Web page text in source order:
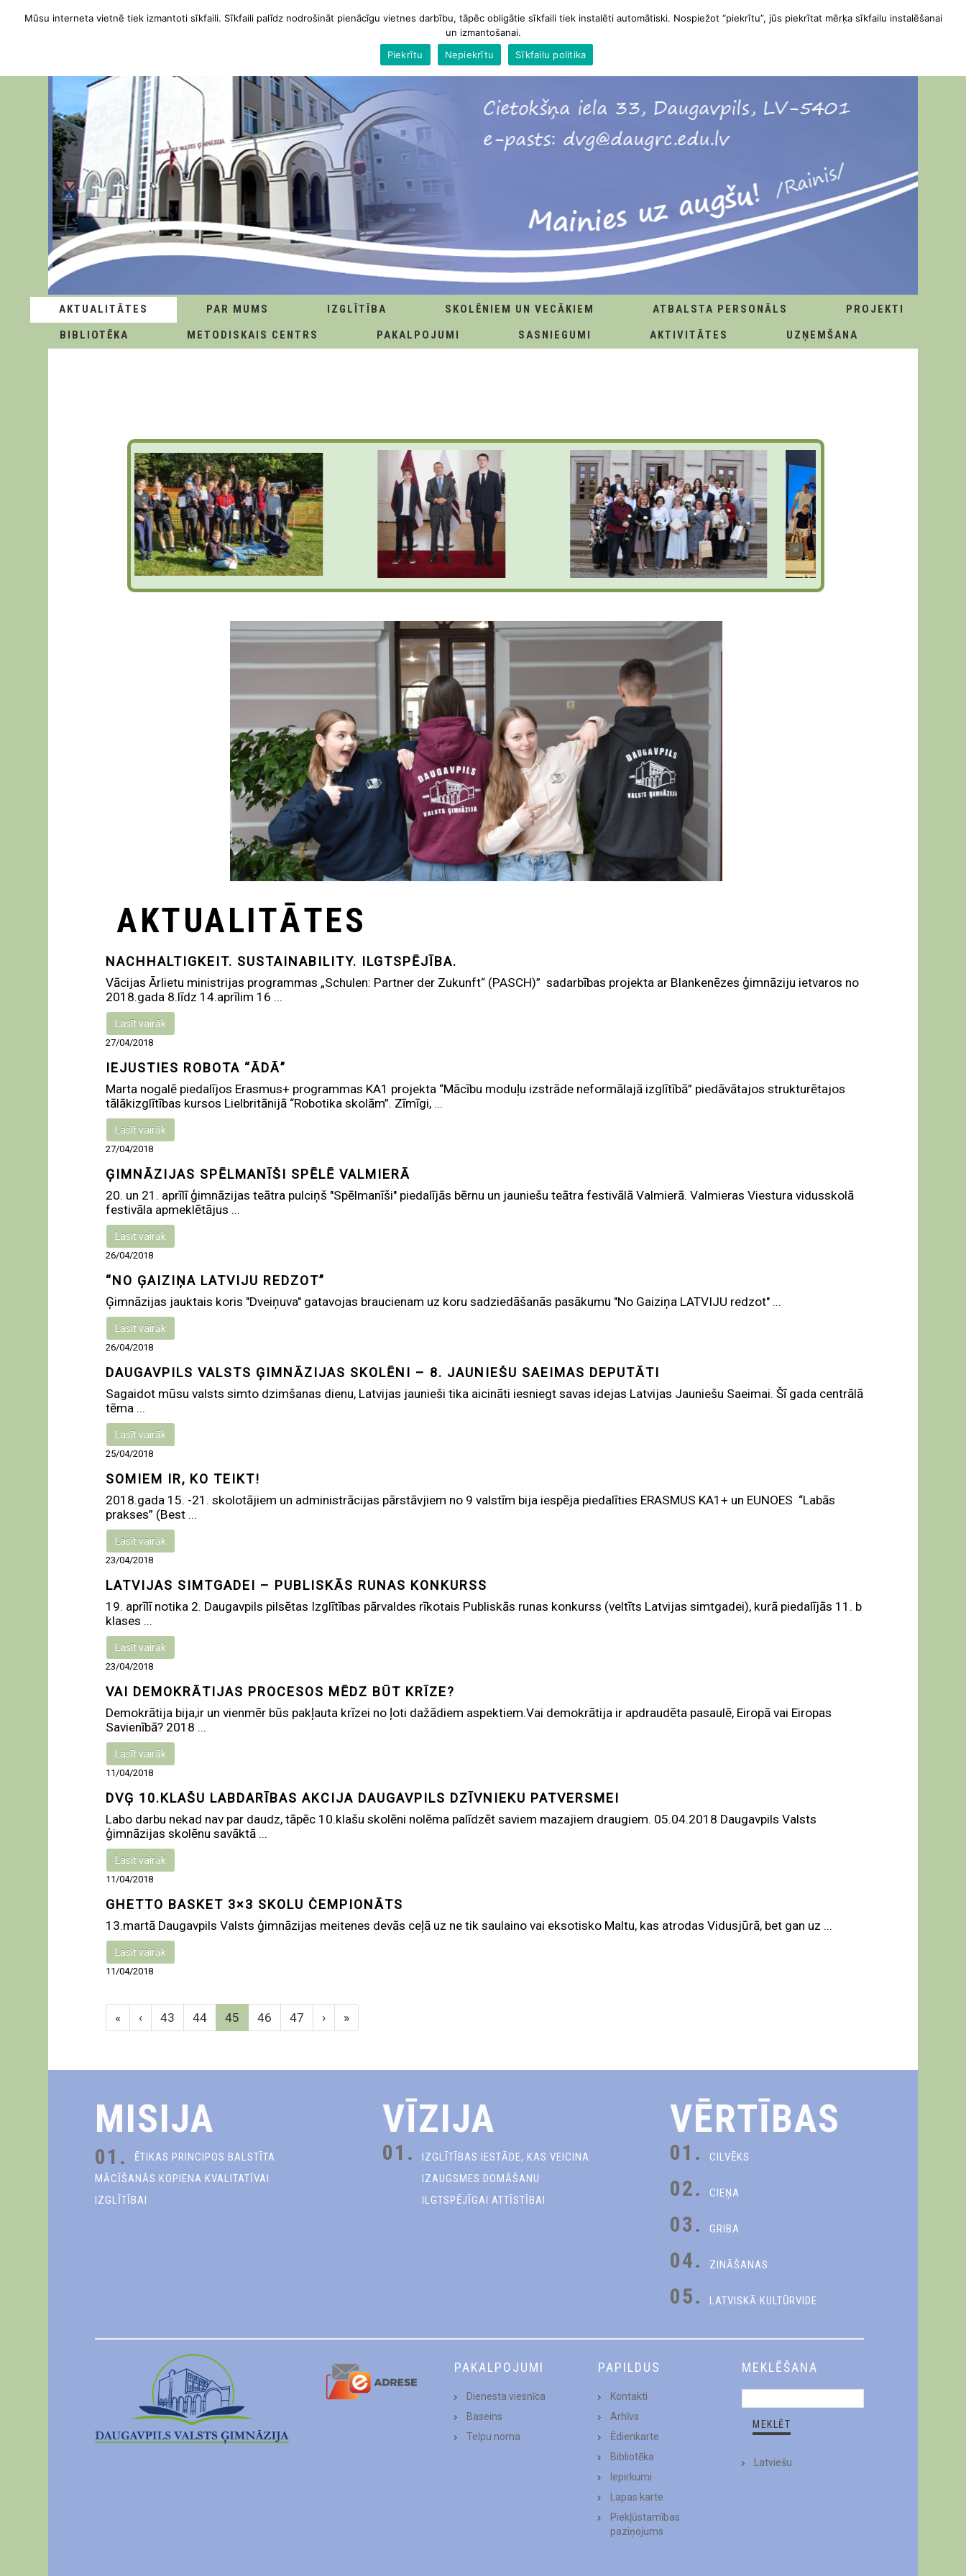
AKTUALITĀTES PAR MUMS IZGLĪTĪBA SKOLĒNIEM UN VECĀKIEM ATBALSTA PERSONĀLS
PROJEKTI
BIBLIOTĒKA
METODISKAIS CENTRS PAKALPOJUMI SASNIEGUMI AKTIVITĀTES UZŅEMŠANA
AKTUALITĀTES
NACHHALTIGKEIT. SUSTAINABILITY. ILGTSPĒJĪBA.
Vācijas Ārlietu ministrijas programmas „Schulen: Partner der Zukunft“ (PASCH)” sadarbības projekta ar Blankenēzes ģimnāziju ietvaros no
2018.gada 8.līdz 14.aprīlim 16 ...
Lasīt vairāk
27/04/2018
IEJUSTIES ROBOTA “ĀDĀ”
Marta nogalē piedalījos Erasmus+ programmas KA1 projekta “Mācību moduļu izstrāde neformālajā izglītībā” piedāvātajos strukturētajos
tālākizglītības kursos Lielbritānijā “Robotika skolām”. Zīmīgi, ...
Lasīt vairāk
27/04/2018
ĢIMNĀZIJAS SPĒLMANĪŠI SPĒLĒ VALMIERĀ
20. un 21. aprīlī ģimnāzijas teātra pulciņš "Spēlmanīši" piedalījās bērnu un jauniešu teātra festivālā Valmierā. Valmieras Viestura vidusskolā
festivāla apmeklētājus ...
Lasīt vairāk
26/04/2018
“NO ĢAIZIŅA LATVIJU REDZOT”
Ģimnāzijas jauktais koris "Dveiņuva" gatavojas braucienam uz koru sadziedāšanās pasākumu "No Gaiziņa LATVIJU redzot" ...
Lasīt vairāk
26/04/2018
DAUGAVPILS VALSTS ĢIMNĀZIJAS SKOLĒNI – 8. JAUNIEŠU SAEIMAS DEPUTĀTI
Sagaidot mūsu valsts simto dzimšanas dienu, Latvijas jaunieši tika aicināti iesniegt savas idejas Latvijas Jauniešu Saeimai. Šī gada centrālā
tēma ...
Lasīt vairāk
25/04/2018
SOMIEM IR, KO TEIKT!
2018.gada 15. -21. skolotājiem un administrācijas pārstāvjiem no 9 valstīm bija iespēja piedalīties ERASMUS KA1+ un EUNOES “Labās
prakses” (Best ...
Lasīt vairāk
23/04/2018
LATVIJAS SIMTGADEI – PUBLISKĀS RUNAS KONKURSS
19. aprīlī notika 2. Daugavpils pilsētas Izglītības pārvaldes rīkotais Publiskās runas konkurss (veltīts Latvijas simtgadei), kurā piedalījās 11. b
klases ...
Lasīt vairāk
23/04/2018
VAI DEMOKRĀTIJAS PROCESOS MĒDZ BŪT KRĪZE?
Demokrātija bija,ir un vienmēr būs pakļauta krīzei no ļoti dažādiem aspektiem.Vai demokrātija ir apdraudēta pasaulē, Eiropā vai Eiropas
Savienībā? 2018 ...
Lasīt vairāk
11/04/2018
DVĢ 10.KLAŠU LABDARĪBAS AKCIJA DAUGAVPILS DZĪVNIEKU PATVERSMEI
Labo darbu nekad nav par daudz, tāpēc 10.klašu skolēni nolēma palīdzēt saviem mazajiem draugiem. 05.04.2018 Daugavpils Valsts
ģimnāzijas skolēnu savāktā ...
Lasīt vairāk
11/04/2018
GHETTO BASKET 3×3 SKOLU ČEMPIONĀTS
13.martā Daugavpils Valsts ģimnāzijas meitenes devās ceļā uz ne tik saulaino vai eksotisko Maltu, kas atrodas Vidusjūrā, bet gan uz ...
Lasīt vairāk
11/04/2018
« ‹ 43 44 45 46 47 › »
MISIJA
01.
ĒTIKAS PRINCIPOS BALSTĪTA
MĀCĪŠANĀS KOPIENA KVALITATĪVAI
IZGLĪTĪBAI
VĪZIJA
01.
IZGLĪTĪBAS IESTĀDE, KAS VEICINA
IZAUGSMES DOMĀŠANU
ILGTSPĒJĪGAI ATTĪSTĪBAI
VĒRTĪBAS
01. CILVĒKS
02. CIEŅA
03. GRIBA
04. ZINĀŠANAS
05. LATVISKĀ KULTŪRVIDE
PAKALPOJUMI
Dienesta viesnīca
Baseins
Telpu noma
PAPILDUS
Kontakti
Arhīvs
Ēdienkarte
Bibliotēka
Iepirkumi
Lapas karte
Piekļūstamības
paziņojums
MEKLĒŠANA
Latviešu
Mūsu interneta vietnē tiek izmantoti sīkfaili. Sīkfaili palīdz nodrošināt pienācīgu vietnes darbību, tāpēc obligātie sīkfaili tiek instalēti automātiski. Nospiežot “piekrītu”, jūs piekrītat mērķa sīkfailu instalēšanai
un izmantošanai.
Piekrītu
Nepiekrītu Sīkfailu politika